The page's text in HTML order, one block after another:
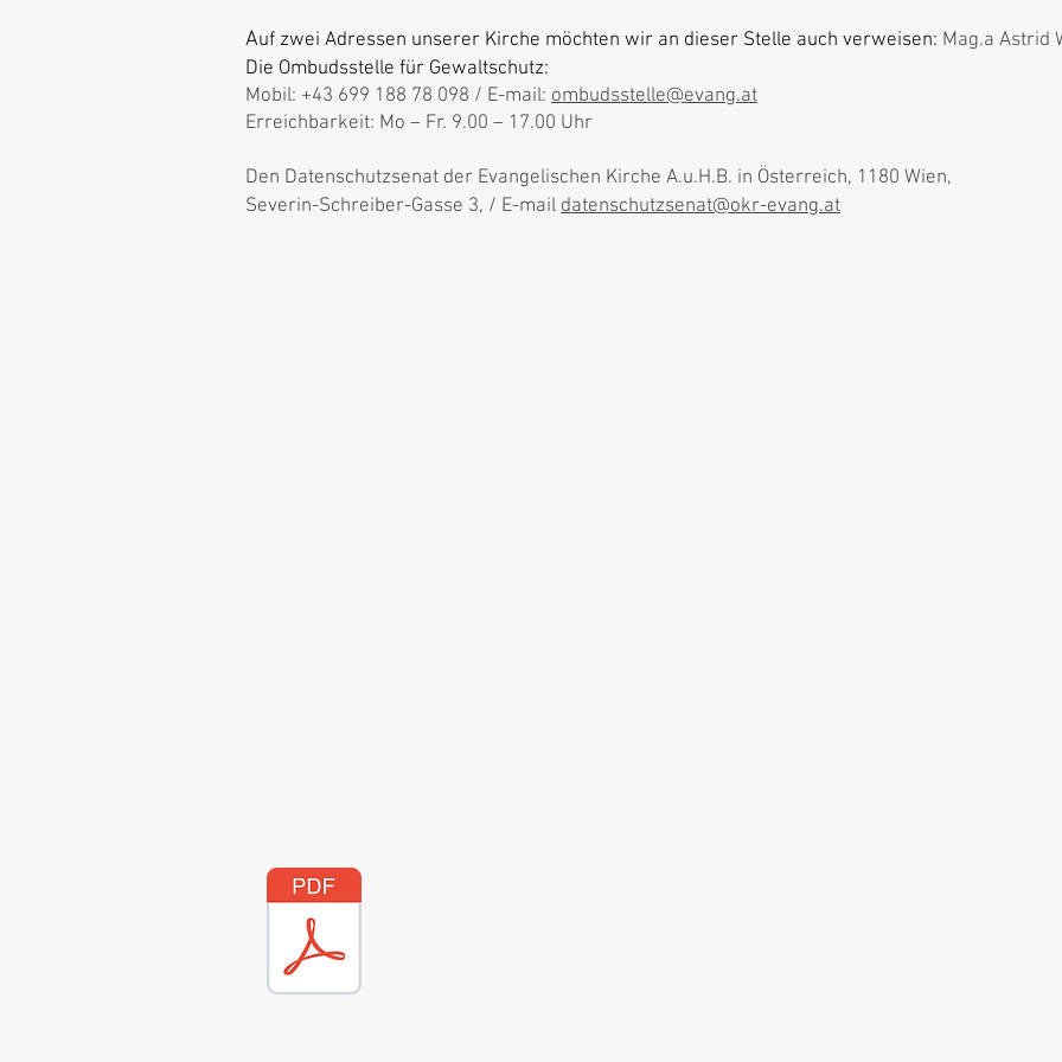
Auf zwei Adressen unserer Kirche möchten wir an dieser Stelle auch verweisen: Mag.a Astrid
Die Ombudsstelle für Gewaltschutz:
Mobil: +43 699 188 78 098 / E-mail: ombudsstelle@evang.at
Erreichbarkeit: Mo – Fr. 9.00 – 17.00 Uhr
Den Datenschutzsenat der Evangelischen Kirche A.u.H.B. in Österreich, 1180 Wien,
Severin-Schreiber-Gasse 3, / E-mail datenschutzsenat@okr-evang.at